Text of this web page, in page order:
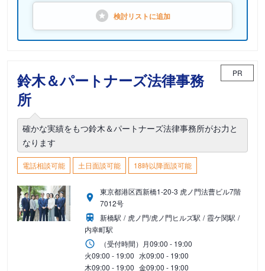
検討リストに追加
鈴木＆パートナーズ法律事務
所
PR
確かな実績をもつ鈴木＆パートナーズ法律事務所がお力と
なります
電話相談可能 土日面談可能 18時以降面談可能
東京都港区西新橋1-20-3 虎ノ門法曹ビル7階
7012号
新橋駅
虎ノ門/虎ノ門ヒルズ駅
霞ケ関駅
内幸町駅
（受付時間） 月09:00 - 19:00
火09:00 - 19:00 水09:00 - 19:00
木09:00 - 19:00 金09:00 - 19:00